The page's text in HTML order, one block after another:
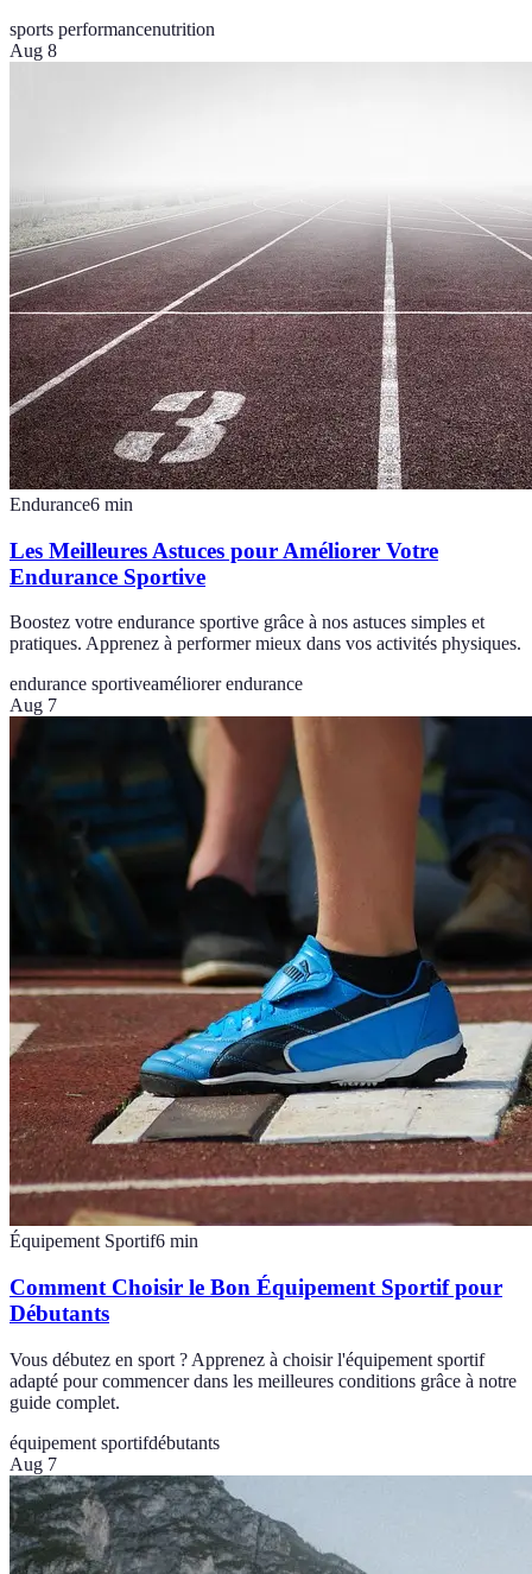
sports performancenutrition
Aug 8
Endurance6 min
Les Meilleures Astuces pour Améliorer Votre
Endurance Sportive
Boostez votre endurance sportive grâce à nos astuces simples et
pratiques. Apprenez à performer mieux dans vos activités physiques.
endurance sportiveaméliorer endurance
Aug 7
Équipement Sportif6 min
Comment Choisir le Bon Équipement Sportif pour
Débutants
Vous débutez en sport ? Apprenez à choisir l'équipement sportif
adapté pour commencer dans les meilleures conditions grâce à notre
guide complet.
équipement sportifdébutants
Aug 7